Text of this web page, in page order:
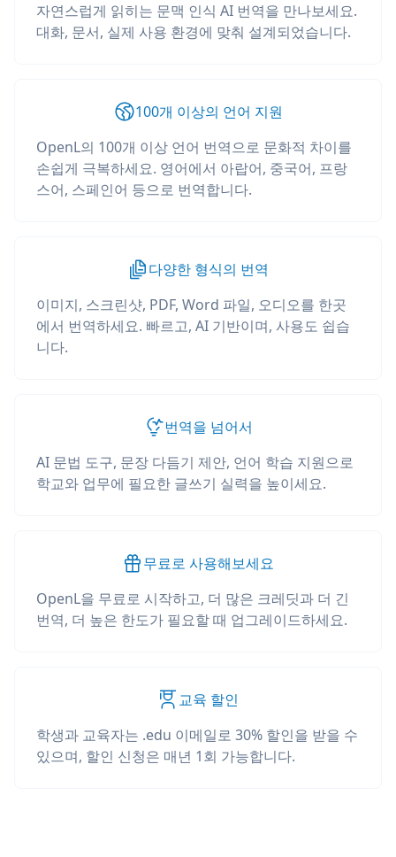
자연스럽게 읽히는 문맥 인식 AI 번역을 만나보세요.
대화, 문서, 실제 사용 환경에 맞춰 설계되었습니다.
100개 이상의 언어 지원
OpenL의 100개 이상 언어 번역으로 문화적 차이를
손쉽게 극복하세요. 영어에서 아랍어, 중국어, 프랑
스어, 스페인어 등으로 번역합니다.
다양한 형식의 번역
이미지, 스크린샷, PDF, Word 파일, 오디오를 한곳
에서 번역하세요. 빠르고, AI 기반이며, 사용도 쉽습
니다.
번역을 넘어서
AI 문법 도구, 문장 다듬기 제안, 언어 학습 지원으로
학교와 업무에 필요한 글쓰기 실력을 높이세요.
무료로 사용해보세요
OpenL을 무료로 시작하고, 더 많은 크레딧과 더 긴
번역, 더 높은 한도가 필요할 때 업그레이드하세요.
교육 할인
학생과 교육자는 .edu 이메일로 30% 할인을 받을 수
있으며, 할인 신청은 매년 1회 가능합니다.